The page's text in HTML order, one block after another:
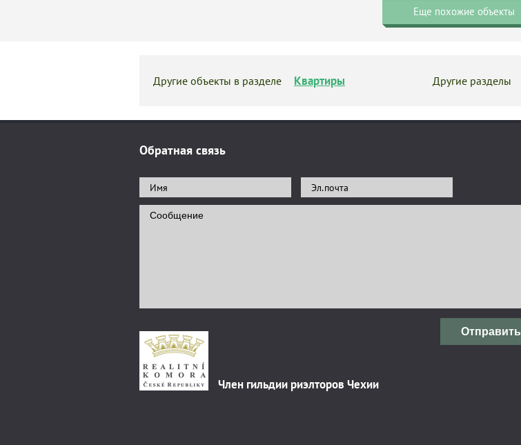
Еще похожие объекты
Другие объекты в разделе Квартиры Другие разделы
Обратная связь
Отправить
Член гильдии риэлторов Чехии